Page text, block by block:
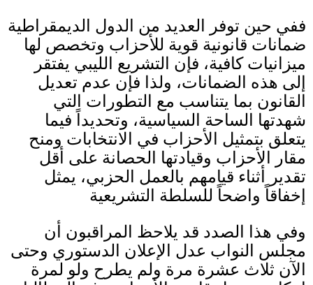
ففي حين توفر العديد من الدول الديمقراطية
ضمانات قانونية قوية للأحزاب وتخصص لها
ميزانيات كافية، فإن التشريع الليبي يفتقر
إلى هذه الضمانات، ولذا فإن عدم تعديل
القانون بما يتناسب مع التطورات التي
شهدتها الساحة السياسية، وتحديداً فيما
يتعلق بتمثيل الأحزاب في الانتخابات ومنح
مقار الأحزاب وقيادتها الحصانة على أقل
تقدير أثناء قيامهم بالعمل الحزبي، يمثل
إخفاقاً واضحاً للسلطة التشريعية
وفي هذا الصدد قد يلاحظ المراقبون أن
مجلس النواب عدل الإعلان الدستوري وحتى
الآن ثلاث عشرة مرة ولم يطرح ولو لمرة